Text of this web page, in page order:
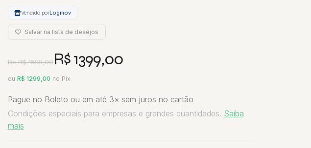
Vendido porLogmov
Salvar na lista de desejos
De R$ 1599,00R$ 1399,00
ou R$ 1299,00 no Pix
Pague no Boleto ou em até 3× sem juros no cartão
Condições especiais para empresas e grandes quantidades. Saiba
mais